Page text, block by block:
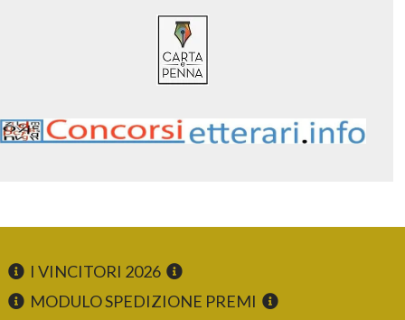
I VINCITORI 2026
MODULO SPEDIZIONE PREMI